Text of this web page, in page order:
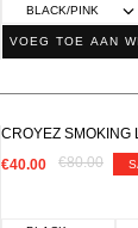
VOEG TOE AAN
CROYEZ SMOKING
€40.00
€80.00